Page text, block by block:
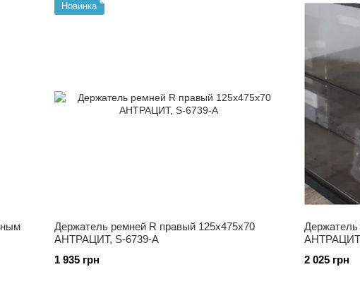
Новинка
Держатель ремней R правый 125х475х70
АНТРАЦИТ, S-6739-A
1 935 грн
Держатель
2 025 грн